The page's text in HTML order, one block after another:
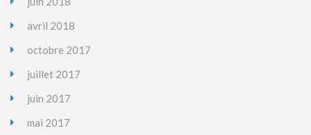
avril 2018
octobre 2017
juillet 2017
juin 2017
mai 2017